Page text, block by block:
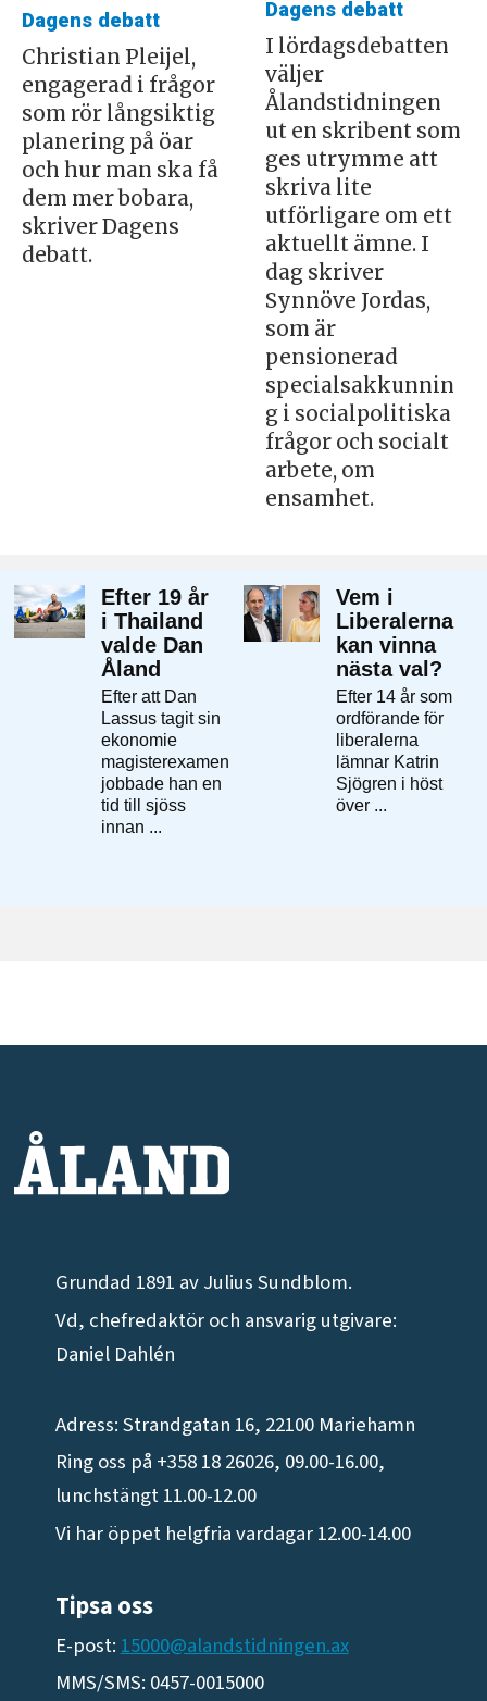
Dagens debatt
Christian Pleijel,
engagerad i frågor
som rör långsiktig
planering på öar
och hur man ska få
dem mer bobara,
skriver Dagens
debatt.
Dagens debatt
I lördagsdebatten
väljer
Ålandstidningen
ut en skribent som
ges utrymme att
skriva lite
utförligare om ett
aktuellt ämne. I
dag skriver
Synnöve Jordas,
som är
pensionerad
specialsakkunnin
g i socialpolitiska
frågor och socialt
arbete, om
ensamhet.
Grundad 1891 av Julius Sundblom.
Vd, chefredaktör och ansvarig utgivare:
Daniel Dahlén
Adress: Strandgatan 16, 22100 Mariehamn
Ring oss på +358 18 26026, 09.00-16.00,
lunchstängt 11.00-12.00
Vi har öppet helgfria vardagar 12.00-14.00
Tipsa oss
E-post: 15000@alandstidningen.ax
MMS/SMS: 0457-0015000